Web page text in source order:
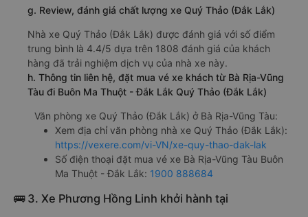
g. Review, đánh giá chất lượng xe Quý Thảo (Đắk Lắk)
Nhà xe Quý Thảo (Đắk Lắk) được đánh giá với số điểm
trung bình là 4.4/5 dựa trên 1808 đánh giá của khách
hàng đã trải nghiệm dịch vụ của nhà xe này.
h. Thông tin liên hệ, đặt mua vé xe khách từ Bà Rịa-Vũng
Tàu đi Buôn Ma Thuột - Đắk Lắk Quý Thảo (Đắk Lắk)
Văn phòng xe Quý Thảo (Đắk Lắk) ở Bà Rịa-Vũng Tàu:
Xem địa chỉ văn phòng nhà xe Quý Thảo (Đắk Lắk):
https://vexere.com/vi-VN/xe-quy-thao-dak-lak
Số điện thoại đặt mua vé xe Bà Rịa-Vũng Tàu Buôn
Ma Thuột - Đắk Lắk: 1900 888684
🚌 3. Xe Phương Hồng Linh khởi hành tại